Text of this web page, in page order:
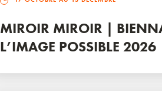
MIROIR MIROIR |
L’IMAGE POSSIBLE 2026